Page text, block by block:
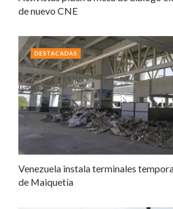
de nuevo CNE
Venezuela instala terminales
de Maiquetía
DESTACADAS